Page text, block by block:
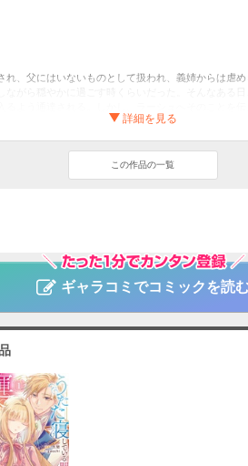
れ、父にはいないものとして扱われ、義姉からは虐
ながら穏やかに過ごす時くらいだった。そんなある
れ「俺のものになれ」と言われてしまう。しかも、
運命が変わりました。（分冊版）第１話
この作品の一覧
ギャラコミでコミックを読